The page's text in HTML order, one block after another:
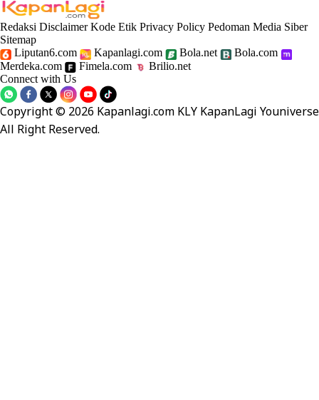
Redaksi Disclaimer Kode Etik Privacy Policy Pedoman Media Siber
Sitemap
Liputan6.com
Kapanlagi.com Bola.net
Bola.com
Merdeka.com
Fimela.com
Brilio.net
Connect with Us
Copyright © 2026 Kapanlagi.com KLY KapanLagi Youniverse
All Right Reserved.